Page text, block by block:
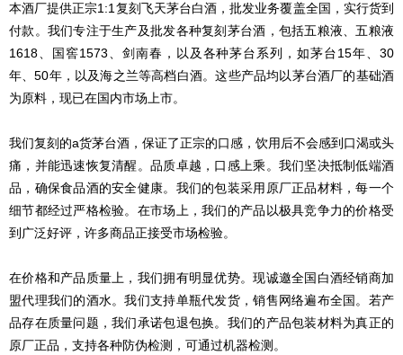
本酒厂提供正宗1:1复刻飞天茅台白酒，批发业务覆盖全国，实行货到
付款。我们专注于生产及批发各种复刻茅台酒，包括五粮液、五粮液
1618、国窖1573、剑南春，以及各种茅台系列，如茅台15年、30
年、50年，以及海之兰等高档白酒。这些产品均以茅台酒厂的基础酒
为原料，现已在国内市场上市。
我们复刻的a货茅台酒，保证了正宗的口感，饮用后不会感到口渴或头
痛，并能迅速恢复清醒。品质卓越，口感上乘。我们坚决抵制低端酒
品，确保食品酒的安全健康。我们的包装采用原厂正品材料，每一个
细节都经过严格检验。在市场上，我们的产品以极具竞争力的价格受
到广泛好评，许多商品正接受市场检验。
在价格和产品质量上，我们拥有明显优势。现诚邀全国白酒经销商加
盟代理我们的酒水。我们支持单瓶代发货，销售网络遍布全国。若产
品存在质量问题，我们承诺包退包换。我们的产品包装材料为真正的
原厂正品，支持各种防伪检测，可通过机器检测。